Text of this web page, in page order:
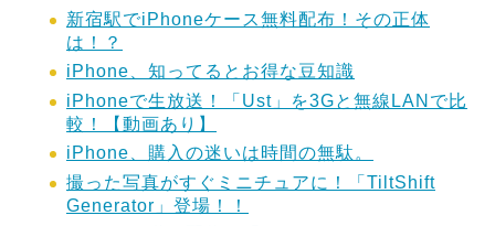
新宿駅でiPhoneケース無料配布！その正体
は！？
iPhone、知ってるとお得な豆知識
iPhoneで生放送！「Ust」を3Gと無線LANで比
較！【動画あり】
iPhone、購入の迷いは時間の無駄。
撮った写真がすぐミニチュアに！「TiltShift
Generator」登場！！